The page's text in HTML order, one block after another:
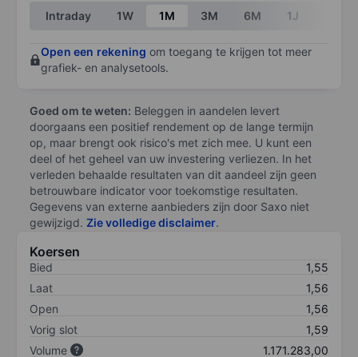
End of interactive chart.
Intraday 1W 1M 3M 6M 1J
Open een rekening om toegang te krijgen tot meer
grafiek- en analysetools.
Goed om te weten: Beleggen in aandelen levert
doorgaans een positief rendement op de lange termijn
op, maar brengt ook risico's met zich mee. U kunt een
deel of het geheel van uw investering verliezen. In het
verleden behaalde resultaten van dit aandeel zijn geen
betrouwbare indicator voor toekomstige resultaten.
Gegevens van externe aanbieders zijn door Saxo niet
gewijzigd. Zie volledige disclaimer.
Koersen
Bied
1,55
Laat
1,56
Open
1,56
Vorig slot
1,59
Volume
1.171.283,00